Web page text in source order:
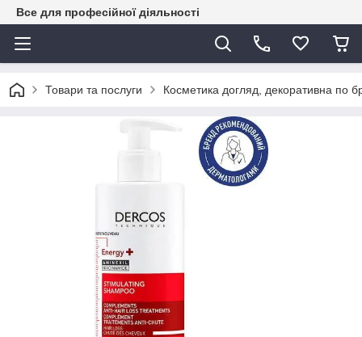
Все для професійної діяльності
Товари та послуги Косметика догляд, декоративна по